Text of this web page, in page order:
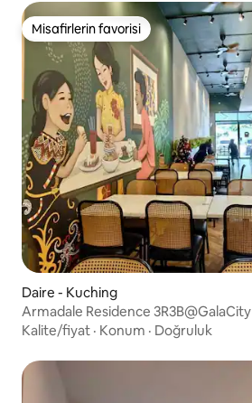
Misafirlerin favorisi
Misafirlerin favorisi
Daire - Kuching
Armadale Residence 3R3B@GalaCity
Kalite/fiyat · Konum · Doğruluk